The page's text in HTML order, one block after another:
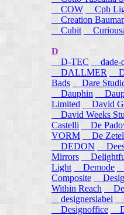
COW
Cph
Creation
Cubit
D
D-TEC
dade-
DALLMER
Bads
Dare
Dauphin
Limited
David
David Weeks
Castelli
De
VORM
De Zetel
DEDON
Mirrors
Light
Demode
Composite
Within Reach
designerslabel
Designoffice